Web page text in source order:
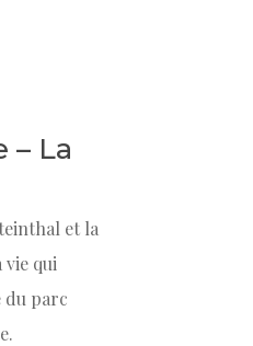
– La
et la
qui
du parc